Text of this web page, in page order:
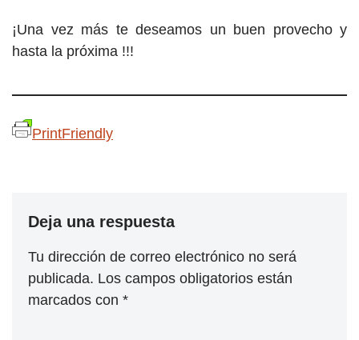
¡Una vez más te deseamos un buen provecho y
hasta la próxima !!!
PrintFriendly
Deja una respuesta
Tu dirección de correo electrónico no será
publicada. Los campos obligatorios están
marcados con *